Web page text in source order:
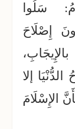
سَلُوا
إِصْلَاحَ
إلا
الإِسْلَامَ